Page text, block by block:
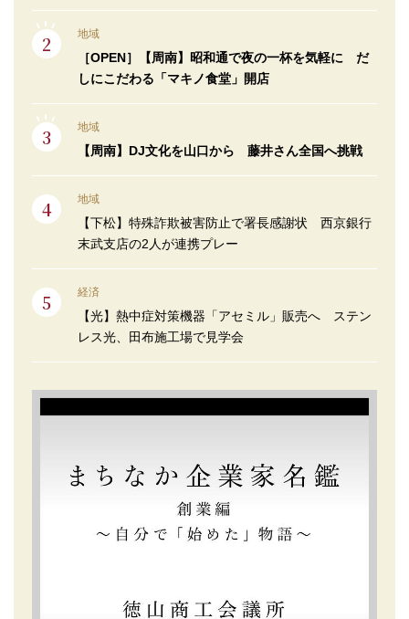
地域
［OPEN］【周南】昭和通で夜の一杯を気軽に だ
しにこだわる「マキノ食堂」開店
地域
【周南】DJ文化を山口から 藤井さん全国へ挑戦
地域
【下松】特殊詐欺被害防止で署長感謝状 西京銀行
末武支店の2人が連携プレー
経済
【光】熱中症対策機器「アセミル」販売へ ステン
レス光、田布施工場で見学会